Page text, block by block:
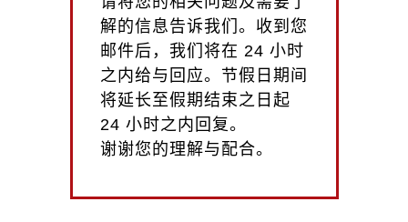
解的信息告诉我们。收到您
邮件后，我们将在 24 小时
之内给与回应。节假日期间
将延长至假期结束之日起
24 小时之内回复。
谢谢您的理解与配合。